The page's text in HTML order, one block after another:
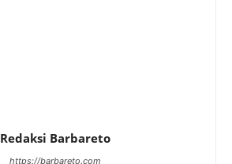
Redaksi Barbareto
https://barbareto.com